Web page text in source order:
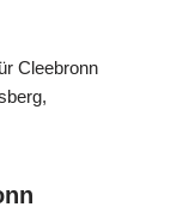
Cleebronn